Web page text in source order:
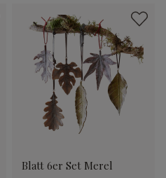
Blatt 6er Set Merel